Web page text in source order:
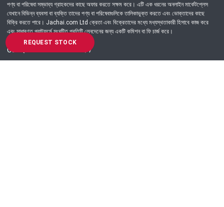
REQUEST STOCK
পণ্য বা পরিষেবা সম্ভাব্য গ্রাহকদের কাছে অফার করতে সক্ষম করে। এটি এক ধরনের অনলাইন মার্কেটপ্লেস
যেখানে বিভিন্ন ব্যবসা বা ব্যক্তি তাদের পণ্য বা পরিষেবাগুলিকে তালিকাভুক্ত করতে এবং ভোক্তাদের কাছে
বিক্রি করতে পারে। Jachai.com Ltd ক্রেতা এবং বিক্রেতাদের মধ্যে মধ্যস্থতাকারী হিসাবে কাজ করে
এবং সাধারণত প্ল্যাটফর্মে সংঘটিত প্রতিটি লেনদেনের জন্য একটি কমিশন বা ফি চার্জ করে।
Got Question? Call us 24/7